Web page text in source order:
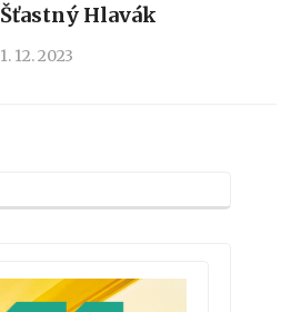
Šťastný Hlavák
1. 12. 2023